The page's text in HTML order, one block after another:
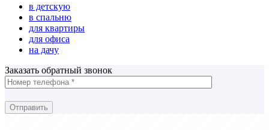
в детскую
в спальню
для квартиры
для офиса
на дачу
Заказать обратный звонок